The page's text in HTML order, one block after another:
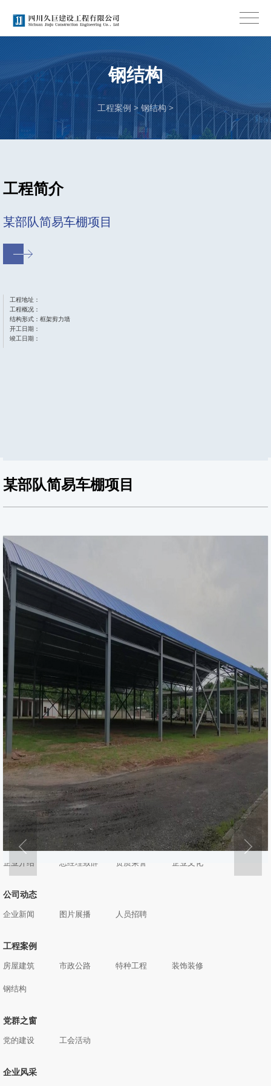
钢结构
工程案例>钢结构>
工程简介
某部队简易车棚项目
工程地址：
工程概况：
结构形式：框架剪力墙
开工日期：
竣工日期：
某部队简易车棚项目
公司概况
企业介绍 总经理致辞 资质荣誉 企业文化
公司动态
企业新闻 图片展播 人员招聘
工程案例
房屋建筑 市政公路 特种工程 装饰装修
钢结构
党群之窗
党的建设 工会活动
企业风采